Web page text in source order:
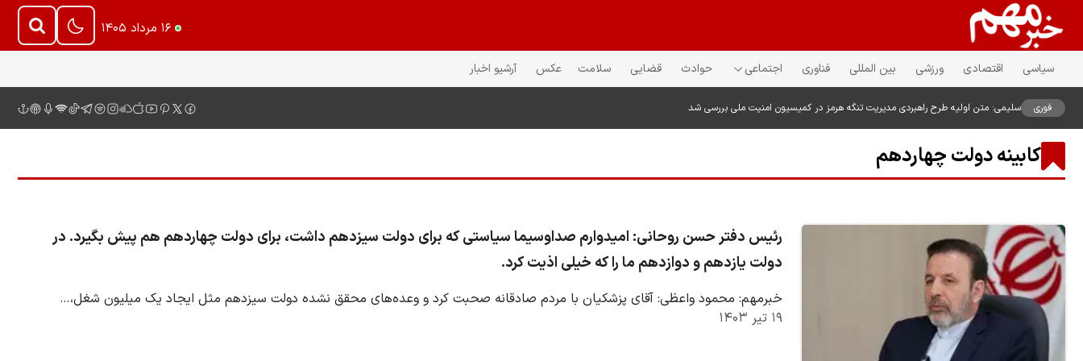
۱۶ مرداد ۱۴۰۵
سیاسی اقتصادی ورزشی بین المللی فناوری اجتماعی حوادث قضایی سلامت عکس آرشیو اخبار
فوری سلیمی: متن اولیه طرح راهبردی مدیریت تنگه هرمز در کمیسیون امنیت ملی بررسی شد
کابینه دولت چهاردهم
رئیس دفتر حسن روحانی: امیدوارم صداوسیما سیاستی که برای دولت سیزدهم داشت، برای دولت چهاردهم هم پیش بگیرد. در
دولت یازدهم و دوازدهم ما را که خیلی اذیت کرد.
خبرمهم: محمود واعظی: آقای پزشکیان با مردم صادقانه صحبت کرد و وعده‌های محقق نشده دولت سیزدهم مثل ایجاد یک میلیون شغل،…
۱۹ تیر ۱۴۰۳